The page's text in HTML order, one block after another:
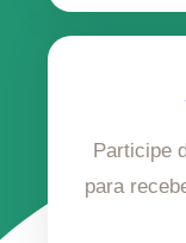
Participe
para